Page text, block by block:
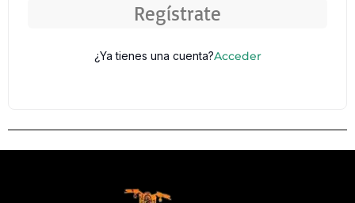
Regístrate
¿Ya tienes una cuenta?Acceder